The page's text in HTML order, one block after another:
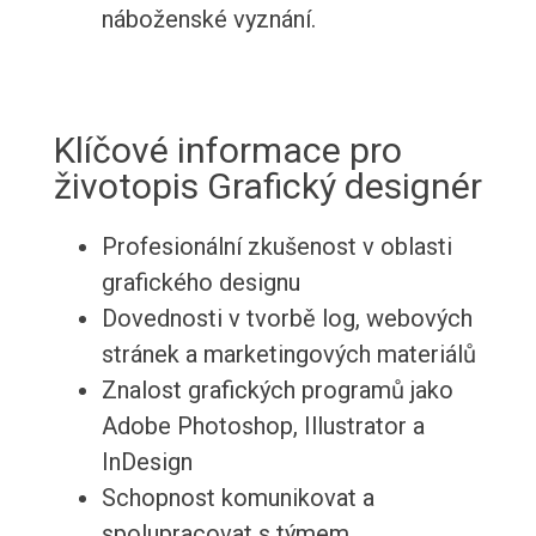
náboženské vyznání.
Klíčové informace pro
životopis Grafický designér
Profesionální zkušenost v oblasti
grafického designu
Dovednosti v tvorbě log, webových
stránek a marketingových materiálů
Znalost grafických programů jako
Adobe Photoshop, Illustrator a
InDesign
Schopnost komunikovat a